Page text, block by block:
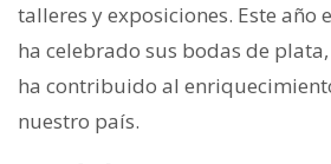
talleres y exposiciones. Este año
ha celebrado sus bodas de
ha contribuido al
nuestro país.